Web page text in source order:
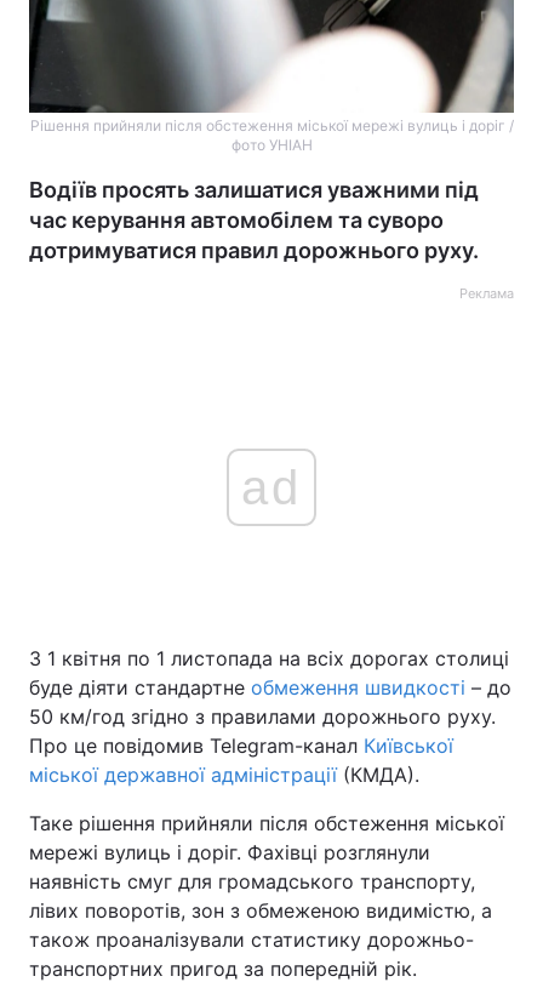
Рішення прийняли після обстеження міської мережі вулиць і доріг /
фото УНІАН
Водіїв просять залишатися уважними під
час керування автомобілем та суворо
дотримуватися правил дорожнього руху.
Реклама
ad
З 1 квітня по 1 листопада на всіх дорогах столиці
буде діяти стандартне обмеження швидкості – до
50 км/год згідно з правилами дорожнього руху.
Про це повідомив Telegram-канал Київської
міської державної адміністрації(КМДА).
Таке рішення прийняли після обстеження міської
мережі вулиць і доріг. Фахівці розглянули
наявність смуг для громадського транспорту,
лівих поворотів, зон з обмеженою видимістю, а
також проаналізували статистику дорожньо-
транспортних пригод за попередній рік.